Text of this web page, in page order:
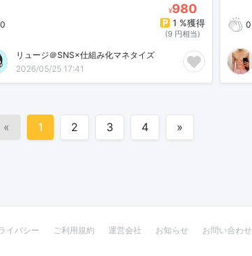
0
¥980
1 %獲得
(9 円相当)
リュージ＠SNS×仕組み化マネタイズ
2026/05/25 17:41
0
« 1 2 3 4 »
イバシー ご利用規約 運営会社 お知らせ お問い合わせ